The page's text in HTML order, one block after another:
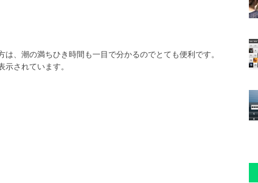
、潮の満ちひき時間も一目で分かるのでとても便利です。
されています。